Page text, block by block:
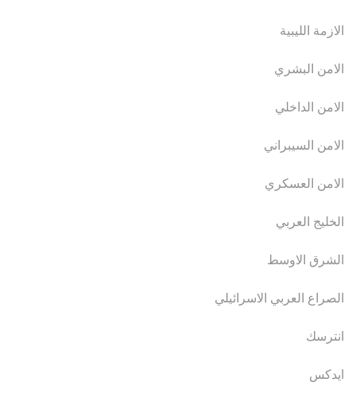
الازمة الليبية
الامن البشري
الامن الداخلي
الامن السيبراني
الامن العسكري
الخليج العربي
الشرق الاوسط
الصراع العربي الاسرائيلي
انترسك
ايدكس